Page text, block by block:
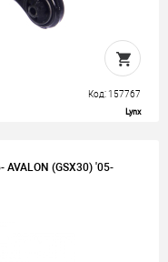
Код: 157767
Lynx
(GSX30) '05-